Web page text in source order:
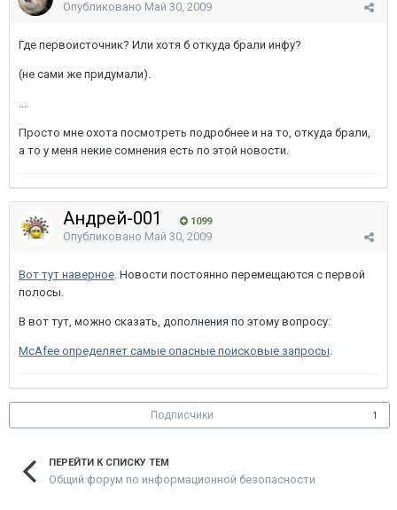
Опубликовано Май 30, 2009
Где первоисточник? Или хотя б откуда брали инфу?
(не сами же придумали).
...
Просто мне охота посмотреть подробнее и на то, откуда брали,
а то у меня некие сомнения есть по этой новости.
Андрей-001 1099
Опубликовано Май 30, 2009
Вот тут наверное. Новости постоянно перемещаются с первой
полосы.
В вот тут, можно сказать, дополнения по этому вопросу:
McAfee определяет самые опасные поисковые запросы.
Подписчики 1
ПЕРЕЙТИ К СПИСКУ ТЕМ
Общий форум по информационной безопасности